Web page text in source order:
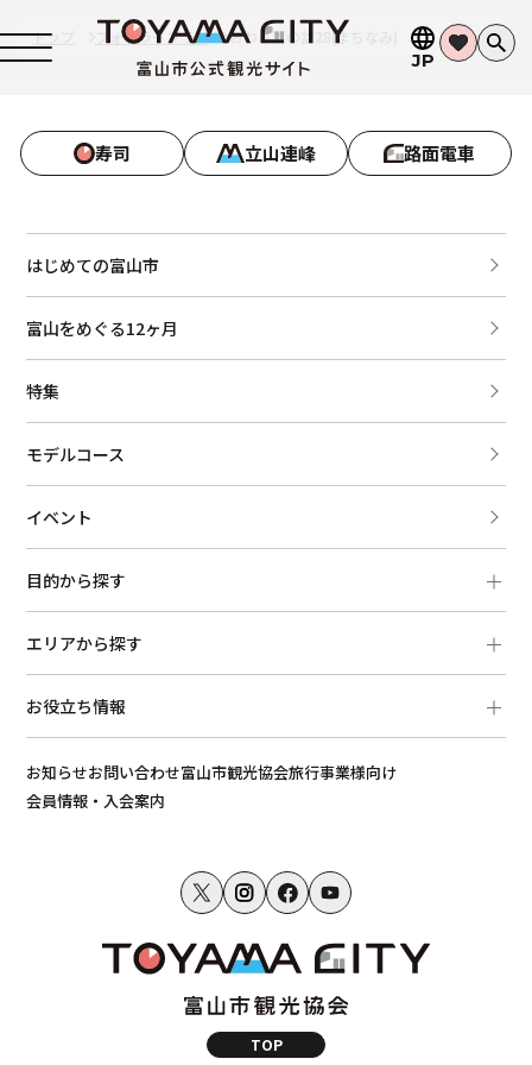
JP
トップ フォトライブラリ おわら風の盆28(まちなみ)
寿司 立山連峰 路面電車
はじめての富山市
富山をめぐる12ヶ月
特集
モデルコース
イベント
目的から探す
エリアから探す
お役立ち情報
お知らせお問い合わせ富山市観光協会旅行事業様向け
会員情報・入会案内
TOP